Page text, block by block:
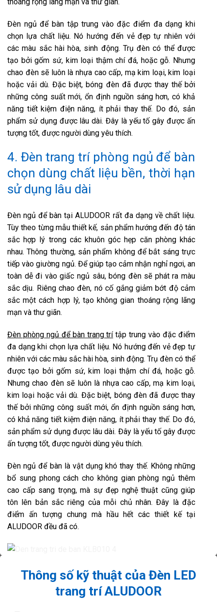
thoáng rộng lãng mạn và thư giãn.
Đèn ngủ để bàn tập trung vào đặc điểm đa dạng khi
chọn lựa chất liệu. Nó hướng đến vẻ đẹp tự nhiên với
các màu sắc hài hòa, sinh động. Trụ đèn có thể được
tạo bởi gốm sứ, kim loại thậm chí đá, hoặc gỗ. Nhưng
chao đèn sẽ luôn là nhựa cao cấp, mạ kim loại, kim loại
hoặc vải dù. Đặc biệt, bóng đèn đã được thay thế bởi
những công suất mới, ổn định nguồn sáng hơn, có khả
năng tiết kiệm điện năng, ít phải thay thế. Do đó, sản
phẩm sử dụng được lâu dài. Đây là yếu tố gây được ấn
tượng tốt, được người dùng yêu thích.
4. Đèn trang trí phòng ngủ để bàn
chọn dùng chất liệu bền, thời hạn
sử dụng lâu dài
Đèn ngủ để bàn tại ALUDOOR rất đa dạng về chất liệu.
Tùy theo từng mẫu thiết kế, sản phẩm hướng đến độ tán
sắc hợp lý trong các khuôn góc hẹp căn phòng khác
nhau. Thông thường, sản phẩm không để bắt sáng trực
tiếp vào giường ngủ. Để giúp tạo cảm nhận nghỉ ngơi, an
toàn dễ đi vào giấc ngủ sâu, bóng đèn sẽ phát ra màu
sắc dịu. Riêng chao đèn, nó cố gắng giảm bớt độ cảm
sắc một cách hợp lý, tạo không gian thoáng rộng lãng
mạn và thư giãn.
Đèn phòng ngủ để bàn trang trítập trung vào đặc điểm
đa dạng khi chọn lựa chất liệu. Nó hướng đến vẻ đẹp tự
nhiên với các màu sắc hài hòa, sinh động. Trụ đèn có thể
được tạo bởi gốm sứ, kim loại thậm chí đá, hoặc gỗ.
Nhưng chao đèn sẽ luôn là nhựa cao cấp, mạ kim loại,
kim loại hoặc vải dù. Đặc biệt, bóng đèn đã được thay
thế bởi những công suất mới, ổn định nguồn sáng hơn,
có khả năng tiết kiệm điện năng, ít phải thay thế. Do đó,
sản phẩm sử dụng được lâu dài. Đây là yếu tố gây được
ấn tượng tốt, được người dùng yêu thích.
Đèn ngủ để bàn là vật dụng khó thay thế. Không những
bổ sung phong cách cho không gian phòng ngủ thêm
cao cấp sang trọng, mà sự đẹp nghệ thuật cũng giúp
tôn lên bản sắc riêng của mỗi chủ nhân. Đây là đặc
điểm ấn tượng chung mà hầu hết các thiết kế tại
ALUDOOR đều đã có.
Thông số kỹ thuật của Đèn LED
trang trí ALUDOOR